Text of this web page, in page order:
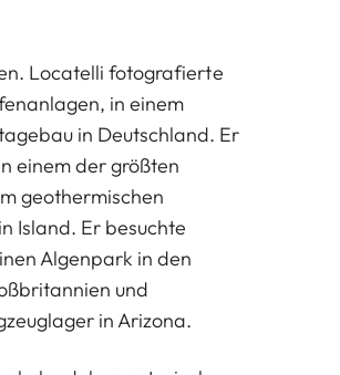
Locatelli fotografierte
in einem
in Deutschland. Er
einem der größten
geothermischen
Island. Er besuchte
Algenpark in den
und
in Arizona.